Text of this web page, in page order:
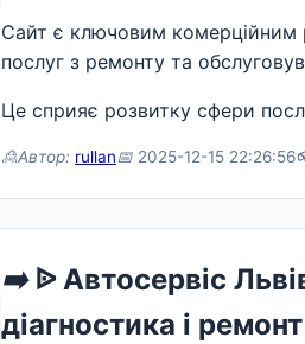
Сайт є ключовим комерційним
послуг з ремонту та
Це сприяє розвитку сфери
🙎Автор: rullan📅 2025-12-15 22:26:56
➡️ᐉ Автосервіс
діагностика і